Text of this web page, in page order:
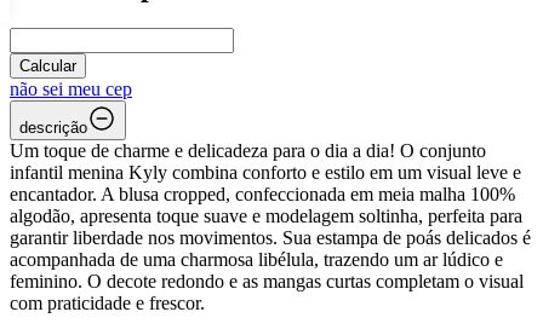
Calcular
não sei meu cep
descrição
Um toque de charme e delicadeza para o dia a dia! O conjunto
infantil menina Kyly combina conforto e estilo em um visual leve e
encantador. A blusa cropped, confeccionada em meia malha 100%
algodão, apresenta toque suave e modelagem soltinha, perfeita para
garantir liberdade nos movimentos. Sua estampa de poás delicados é
acompanhada de uma charmosa libélula, trazendo um ar lúdico e
feminino. O decote redondo e as mangas curtas completam o visual
com praticidade e frescor.